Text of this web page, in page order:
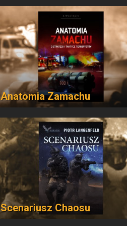
Anatomia Zamachu
Scenariusz Chaosu